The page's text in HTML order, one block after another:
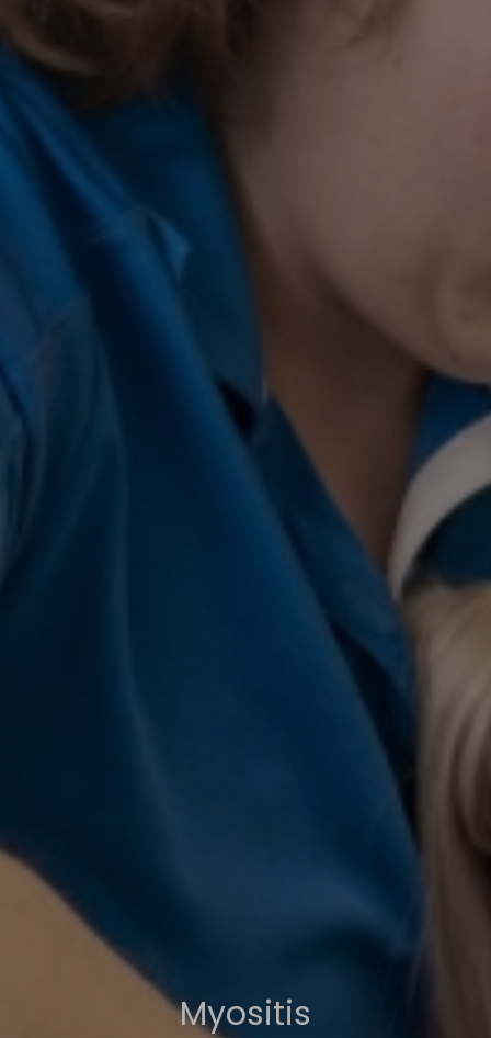
Myositis